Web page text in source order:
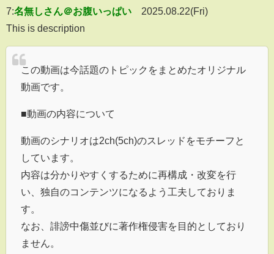
7:名無しさん＠お腹いっぱい
2025.08.22(Fri)
This is description
この動画は今話題のトピックをまとめたオリジナル
動画です。
■動画の内容について
動画のシナリオは2ch(5ch)のスレッドをモチーフと
しています。
内容は分かりやすくするために再構成・改変を行
い、独自のコンテンツになるよう工夫しておりま
す。
なお、誹謗中傷並びに著作権侵害を目的としており
ません。